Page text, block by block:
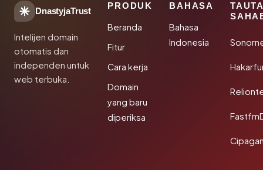
DnastyjaTrust
Intelijen domain
otomatis dan
independen untuk
web terbuka.
PRODUK
Beranda
Fitur
Cara kerja
Domain
yang baru
diperiksa
BAHASA
Bahasa
Indonesia